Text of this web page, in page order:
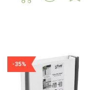
-35%